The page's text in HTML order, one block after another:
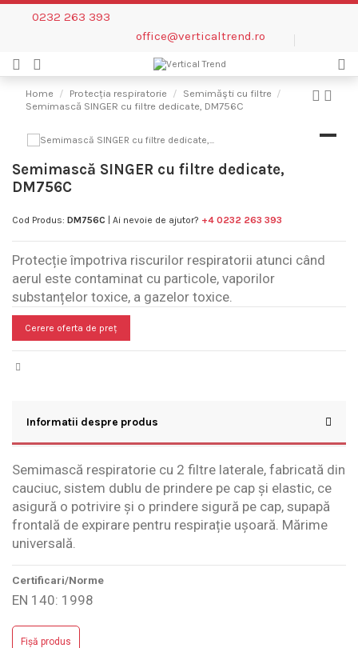
0232 263 393
office@verticaltrend.ro
Home Protecția respiratorie
Semimăşti cu filtre
Semimască SINGER cu filtre dedicate, DM756C
Semimască SINGER cu filtre dedicate,
DM756C
Cod Produs: DM756C | Ai nevoie de ajutor? +4 0232 263 393
Protecție împotriva riscurilor respiratorii atunci când
aerul este contaminat cu particole, vaporilor
substanțelor toxice, a gazelor toxice.
Cerere oferta de preț
Informatii despre produs
Semimască respiratorie cu 2 filtre laterale, fabricată din
cauciuc, sistem dublu de prindere pe cap și elastic, ce
asigură o potrivire și o prindere sigură pe cap, supapă
frontală de expirare pentru respirație ușoară. Mărime
universală.
Certificari/Norme
EN 140: 1998
Fișă produs